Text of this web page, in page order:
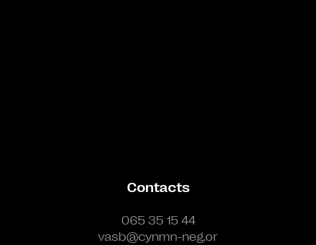
Contacts
065 35 15 44
vasb@cynmn-neg.or